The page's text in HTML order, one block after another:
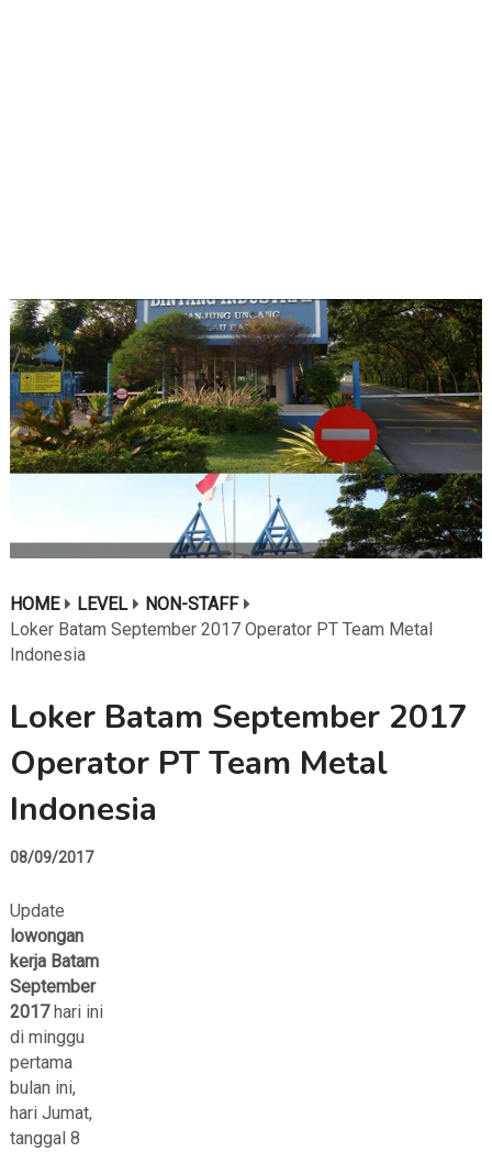
HOME LEVEL
NON-STAFF
Loker Batam September 2017 Operator PT Team Metal
Indonesia
Loker Batam September 2017
Operator PT Team Metal
Indonesia
08/09/2017
Update
lowongan
kerja Batam
September
2017hari ini
di minggu
pertama
bulan ini,
hari Jumat,
tanggal 8